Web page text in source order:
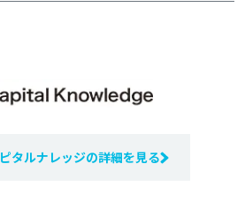
タルナレッジの詳細を見る